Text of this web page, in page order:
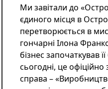
Ми завітали до
єдиного місця в
перетворюється в
гончарні Ілона
бізнес започаткував
сьогодні, це
справа –